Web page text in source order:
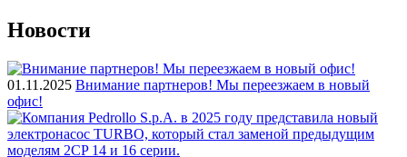
Новости
01.11.2025 Внимание партнеров! Мы переезжаем в новый
офис!